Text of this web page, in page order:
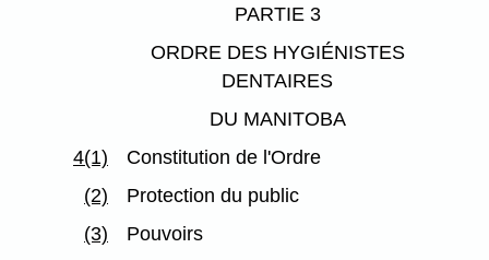
PARTIE 3
ORDRE DES HYGIÉNISTES
DENTAIRES
DU MANITOBA
4(1)
Constitution de l'Ordre
(2)
Protection du public
(3)
Pouvoirs